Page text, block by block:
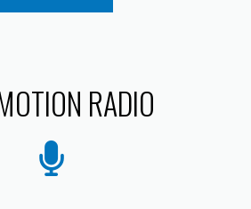
RADIO